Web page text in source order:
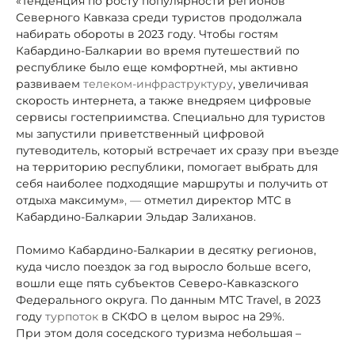
Северного Кавказа среди туристов продолжала
набирать обороты в 2023 году. Чтобы гостям
Кабардино-Балкарии во время путешествий по
республике было еще комфортней, мы активно
развиваем телеком-инфраструктуру, увеличивая
скорость интернета, а также внедряем цифровые
сервисы гостеприимства. Специально для туристов
мы запустили приветственный цифровой
путеводитель, который встречает их сразу при въезде
на территорию республики, помогает выбрать для
себя наиболее подходящие маршруты и получить от
отдыха максимум», — отметил директор МТС в
Кабардино-Балкарии Эльдар Залиханов.
Помимо Кабардино-Балкарии в десятку регионов,
куда число поездок за год выросло больше всего,
вошли еще пять субъектов Северо-Кавказского
Федерального округа. По данным МТС Travel, в 2023
году турпоток в СКФО в целом вырос на 29%.
При этом доля соседского туризма небольшая –